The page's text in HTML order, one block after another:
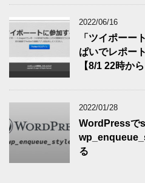
2022/06/16
「ツイポーー
ぱいでレポー
【8/1 22時か
2022/01/28
WordPressで
る